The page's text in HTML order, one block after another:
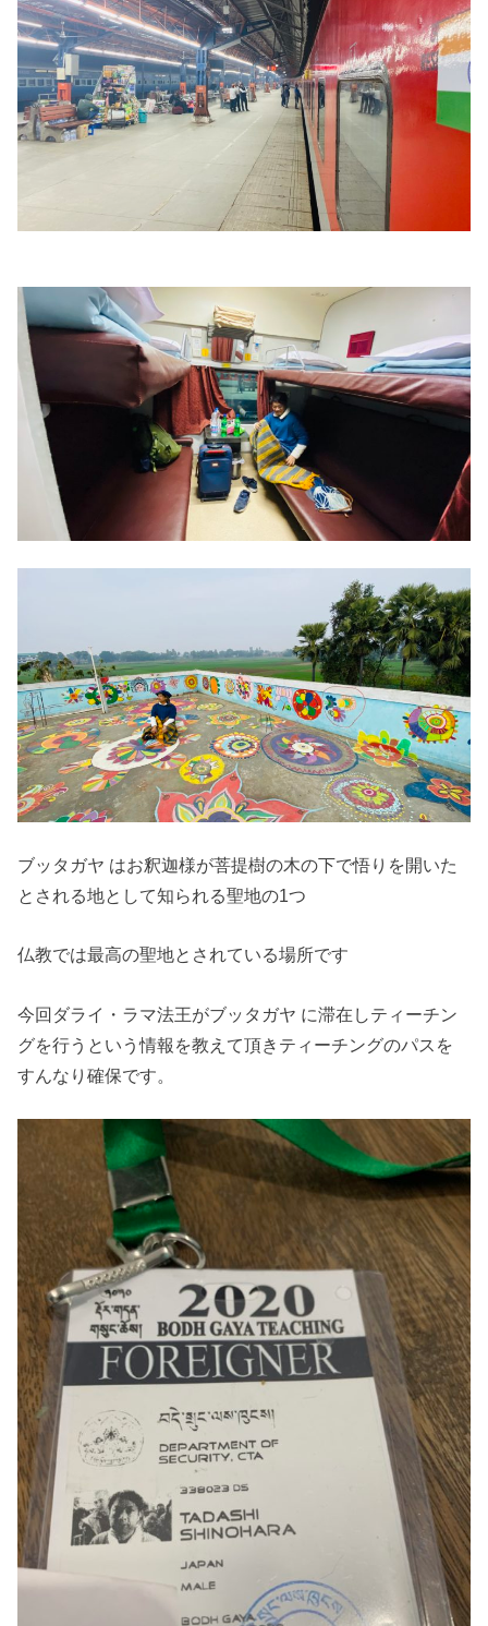
ブッタガヤ はお釈迦様が菩提樹の木の下で悟りを開いた
とされる地として知られる聖地の1つ
仏教では最高の聖地とされている場所です
今回ダライ・ラマ法王がブッタガヤ に滞在しティーチン
グを行うという情報を教えて頂きティーチングのパスを
すんなり確保です。